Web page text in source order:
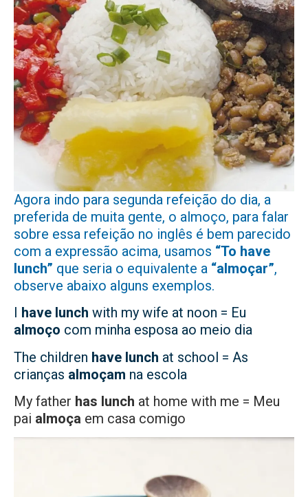
Agora indo para segunda refeição do dia, a
preferida de muita gente, o almoço, para falar
sobre essa refeição no inglês é bem parecido
com a expressão acima, usamos “To have
lunch” que seria o equivalente a “almoçar”,
observe abaixo alguns exemplos.
I have lunch with my wife at noon = Eu
almoço com minha esposa ao meio dia
The children have lunch at school = As
crianças almoçam na escola
My father has lunch at home with me = Meu
pai almoça em casa comigo